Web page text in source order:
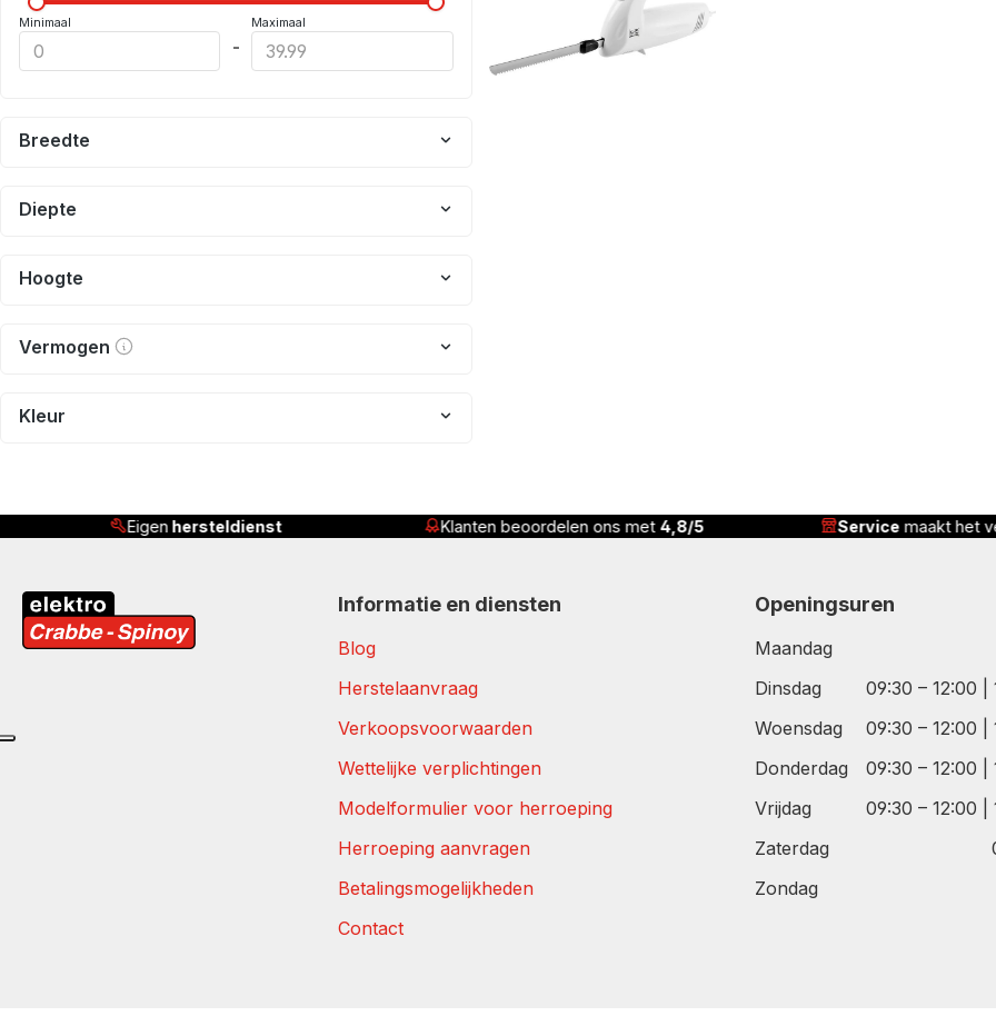
Minimaal
-
Maximaal
Breedte
Diepte
Hoogte
Vermogen
Kleur
Eigen hersteldienst Klanten beoordelen ons met 4,8/5 Service maakt het
Informatie en diensten
Blog
Herstelaanvraag
Verkoopsvoorwaarden
Wettelijke verplichtingen
Modelformulier voor herroeping
Herroeping aanvragen
Betalingsmogelijkheden
Contact
Openingsuren
Maandag
Dinsdag
09:30 – 12:00 |
Woensdag
09:30 – 12:00 |
Donderdag
09:30 – 12:00 |
Vrijdag
09:30 – 12:00 |
Zaterdag
Zondag